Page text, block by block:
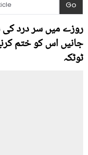
روزے میں سر درد
جانیں اس کو ختم کرنے
ٹوٹکہ